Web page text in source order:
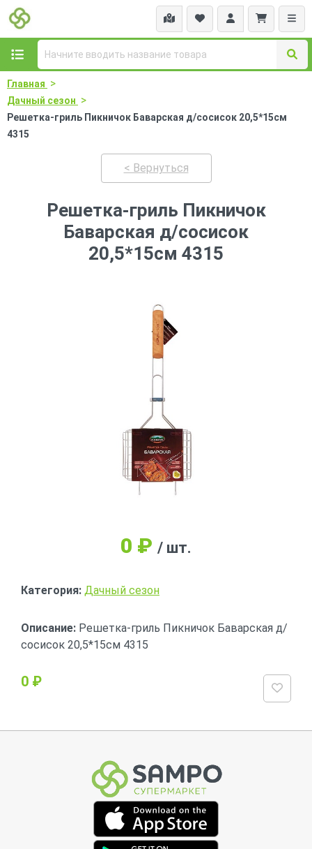
Главная >
Дачный сезон >
Решетка-гриль Пикничок Баварская д/сосисок 20,5*15см
4315
< Вернуться
Решетка-гриль Пикничок
Баварская д/сосисок
20,5*15см 4315
0 ₽ / шт.
Категория: Дачный сезон
Описание: Решетка-гриль Пикничок Баварская д/
сосисок 20,5*15см 4315
0 ₽